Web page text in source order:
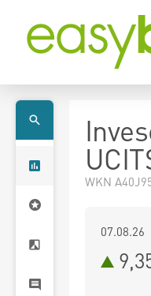
WKN
07.08.26